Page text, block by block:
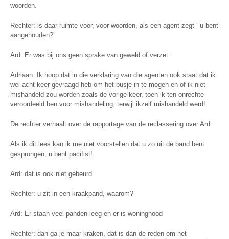
woorden.
Rechter: is daar ruimte voor, voor woorden, als een agent zegt ‘ u bent
aangehouden?’
Ard: Er was bij ons geen sprake van geweld of verzet.
Adriaan: Ik hoop dat in die verklaring van die agenten ook staat dat ik
wel acht keer gevraagd heb om het busje in te mogen en of ik niet
mishandeld zou worden zoals de vorige keer, toen ik ten onrechte
veroordeeld ben voor mishandeling, terwijl ikzelf mishandeld werd!
De rechter verhaalt over de rapportage van de reclassering over Ard:
Als ik dit lees kan ik me niet voorstellen dat u zo uit de band bent
gesprongen, u bent pacifist!
Ard: dat is ook niet gebeurd
Rechter: u zit in een kraakpand, waarom?
Ard: Er staan veel panden leeg en er is woningnood
Rechter: dan ga je maar kraken, dat is dan de reden om het